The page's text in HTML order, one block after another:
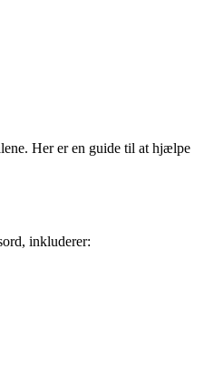
Her er en guide til at hjælpe
inkluderer: